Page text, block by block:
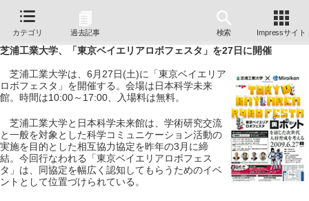
カテゴリ 過去記事 検索 Impressサイト
芝浦工業大学、「東京ベイエリアロボフェスタ」を27日に開催
芝浦工業大学は、6月27日(土)に「東京ベイエリア
ロボフェスタ」を開催する。会場は日本科学未来
館。時間は10:00～17:00、入場料は無料。
芝浦工業大学と日本科学未来館は、学術研究交流
と一般を対象とした科学コミュニケーション活動の
実施を目的とした相互協力協定を昨年の3月に締
結。今回行なわれる「東京ベイエリアロボフェス
タ」は、同協定を幅広く認知してもらうためのイベ
ントとして位置づけられている。